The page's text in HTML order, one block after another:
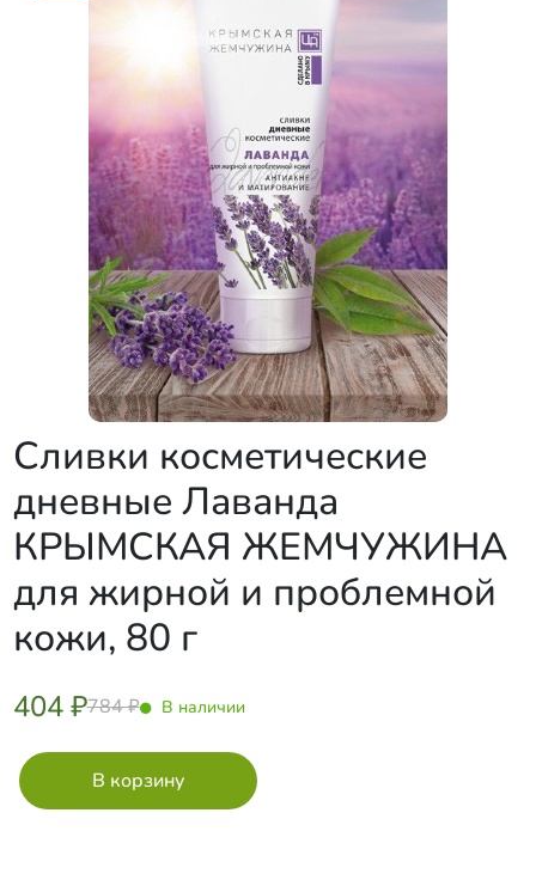
Сливки косметические
дневные Лаванда
КРЫМСКАЯ ЖЕМЧУЖИНА
для жирной и проблемной
кожи, 80 г
404 ₽784 ₽ В наличии